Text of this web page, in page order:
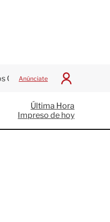
Centroamericanos
Anúnciate
I
c
i
a
Última Hora
Impreso de hoy